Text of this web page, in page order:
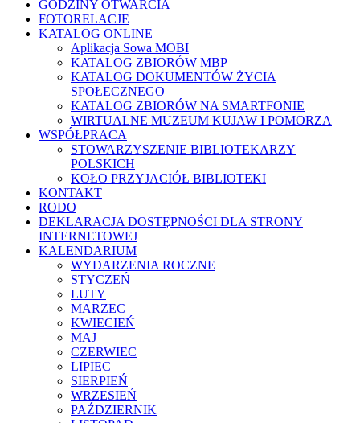
GODZINY OTWARCIA
FOTORELACJE
KATALOG ONLINE
Aplikacja Sowa MOBI
KATALOG ZBIORÓW MBP
KATALOG DOKUMENTÓW ŻYCIA
SPOŁECZNEGO
KATALOG ZBIORÓW NA SMARTFONIE
WIRTUALNE MUZEUM KUJAW I POMORZA
WSPÓŁPRACA
STOWARZYSZENIE BIBLIOTEKARZY
POLSKICH
KOŁO PRZYJACIÓŁ BIBLIOTEKI
KONTAKT
RODO
DEKLARACJA DOSTĘPNOŚCI DLA STRONY
INTERNETOWEJ
KALENDARIUM
WYDARZENIA ROCZNE
STYCZEŃ
LUTY
MARZEC
KWIECIEŃ
MAJ
CZERWIEC
LIPIEC
SIERPIEŃ
WRZESIEŃ
PAŹDZIERNIK